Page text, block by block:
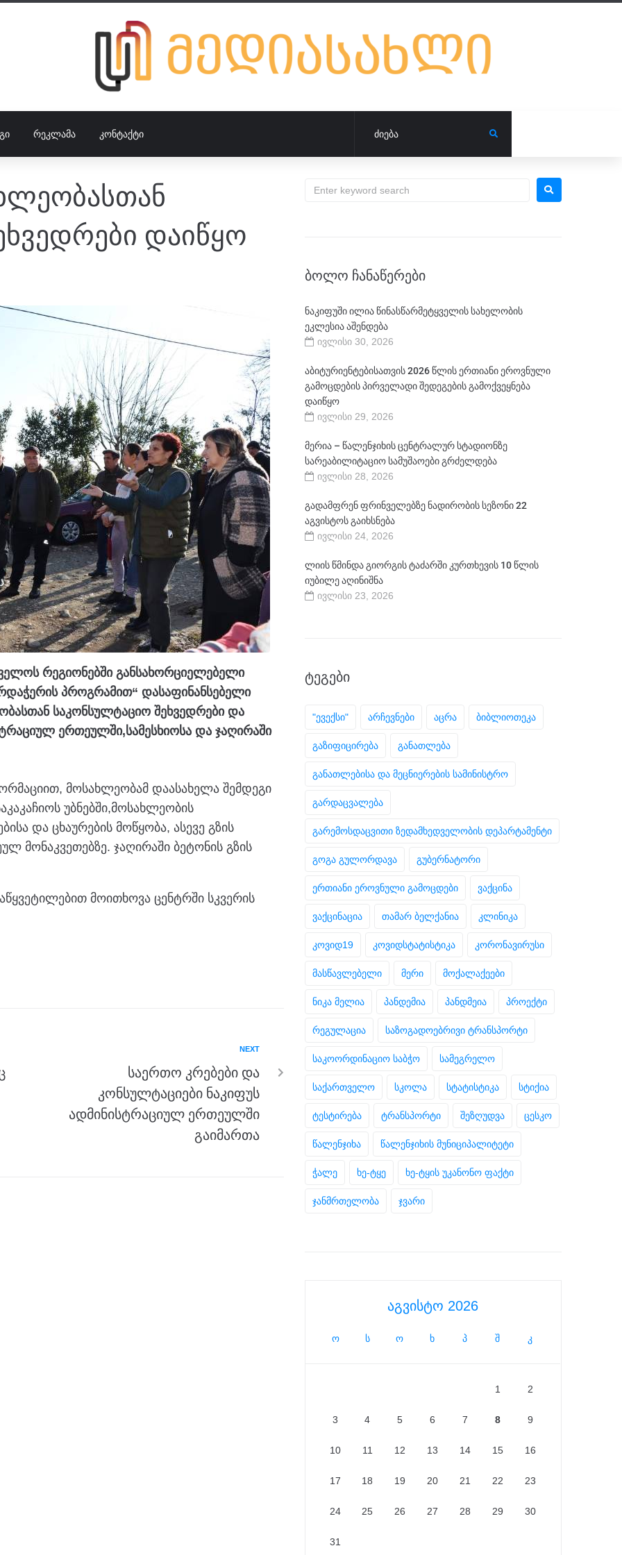
ᲠᲔᲙᲚᲐᲛᲐ ᲙᲝᲜᲢᲐᲥᲢᲘ
დაიწყო
რეგიონებში განსახორციელებელი
პროგრამით“ დასაფინანსებელი
საკონსულტაციო შეხვედრები და
ერთეულში,სამესხიოსა და ჯაღირაში
მოსახლეობამ დაასახელა შემდეგი
უბნებში,მოსახლეობის
და ცხაურების მოწყობა, ასევე გზის
მონაკვეთებზე. ჯაღირაში ბეტონის გზის
მოითხოვა ცენტრში სკვერის
NEXT
საერთო კრებები და
კონსულტაციები ნაკიფუს
ადმინისტრაციულ ერთეულში
გაიმართა
ᲑᲝᲚᲝ ᲩᲐᲜᲐᲬᲔᲠᲔᲑᲘ
ნაკიფუში ილია წინასწარმეტყველის სახელობის
ეკლესია აშენდება
ივლისი 30, 2026
აბიტურიენტებისათვის 2026 წლის ერთიანი ეროვნული
გამოცდების პირველადი შედეგების გამოქვეყნება
დაიწყო
ივლისი 29, 2026
მერია – წალენჯიხის ცენტრალურ სტადიონზე
სარეაბილიტაციო სამუშაოები გრძელდება
ივლისი 28, 2026
გადამფრენ ფრინველებზე ნადირობის სეზონი 22
აგვისტოს გაიხსნება
ივლისი 24, 2026
ლიის წმინდა გიორგის ტაძარში კურთხევის 10 წლის
იუბილე აღინიშნა
ივლისი 23, 2026
ᲢᲔᲒᲔᲑᲘ
"ევექსი" არჩევნები აცრა ბიბლიოთეკა
გაზიფიცირება განათლება
განათლებისა და მეცნიერების სამინისტრო
გარდაცვალება
გარემოსდაცვითი ზედამხედველობის დეპარტამენტი
გოგა გულორდავა გუბერნატორი
ერთიანი ეროვნული გამოცდები ვაქცინა
ვაქცინაცია თამარ ბელქანია კლინიკა
კოვიდ19 კოვიდსტატისტიკა კორონავირუსი
მასწავლებელი მერი მოქალაქეები
ნიკა მელია პანდემია პანდმეია პროექტი
რეგულაცია საზოგადოებრივი ტრანსპორტი
საკოორდინაციო საბჭო სამეგრელო
საქართველო სკოლა სტატისტიკა სტიქია
ტესტირება ტრანსპორტი შეზღუდვა ცესკო
წალენჯიხა წალენჯიხის მუნიციპალიტეტი
ჭალე ხე-ტყე ხე-ტყის უკანონო ფაქტი
ჯანმრთელობა ჯვარი
აგვისტო 2026
ო ს ო ხ პ შ კ
1 2
3 4 5 6 7 8 9
10 11 12 13 14 15 16
17 18 19 20 21 22 23
24 25 26 27 28 29 30
31